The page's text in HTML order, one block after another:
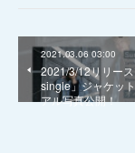
2021.03.06 03:00
2021/3/12リリー
single」ジャケッ
アル写真公開！